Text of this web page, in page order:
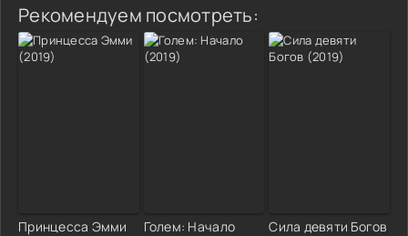
Рекомендуем посмотреть:
Принцесса Эмми Голем: Начало Сила девяти Богов